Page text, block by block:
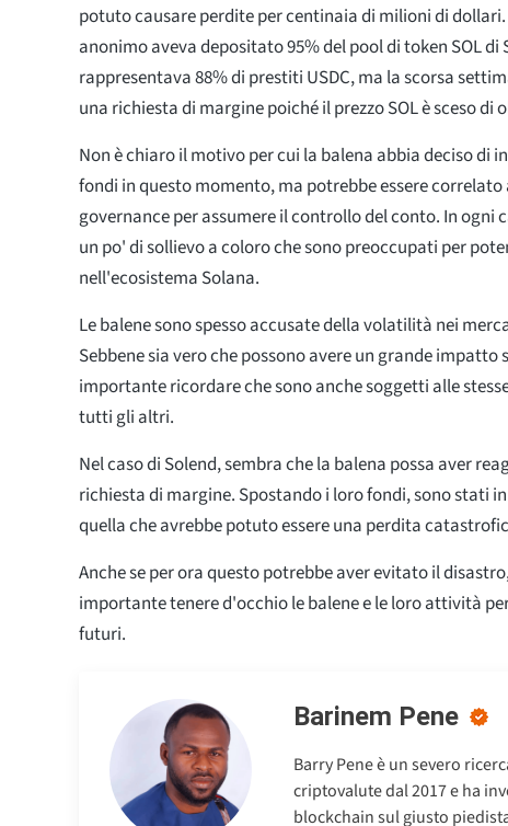
potuto causare perdite per centinaia di milioni di
anonimo aveva depositato 95% del pool di token SOL di
rappresentava 88% di prestiti USDC, ma la scorsa
una richiesta di margine poiché il prezzo SOL è sceso di
Non è chiaro il motivo per cui la balena abbia deciso di
fondi in questo momento, ma potrebbe essere
governance per assumere il controllo del conto. In ogni
un po' di sollievo a coloro che sono preoccupati per
nell'ecosistema Solana.
Le balene sono spesso accusate della volatilità nei
Sebbene sia vero che possono avere un grande impatto
importante ricordare che sono anche soggetti alle
tutti gli altri.
Nel caso di Solend, sembra che la balena possa aver
richiesta di margine. Spostando i loro fondi, sono stati
quella che avrebbe potuto essere una perdita
Anche se per ora questo potrebbe aver evitato il
importante tenere d'occhio le balene e le loro attività
futuri.
Barinem Pene
Barry Pene è un severo
criptovalute dal 2017 e ha
blockchain sul giusto